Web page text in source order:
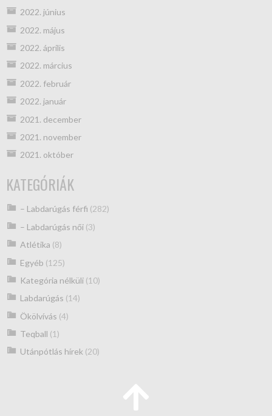
2022. június
2022. május
2022. április
2022. március
2022. február
2022. január
2021. december
2021. november
2021. október
KATEGÓRIÁK
– Labdarúgás férfi (282)
– Labdarúgás női(3)
Atlétika (8)
Egyéb (125)
Kategória nélküli(10)
Labdarúgás (14)
Ökölvívás (4)
Teqball (1)
Utánpótlás hírek(20)